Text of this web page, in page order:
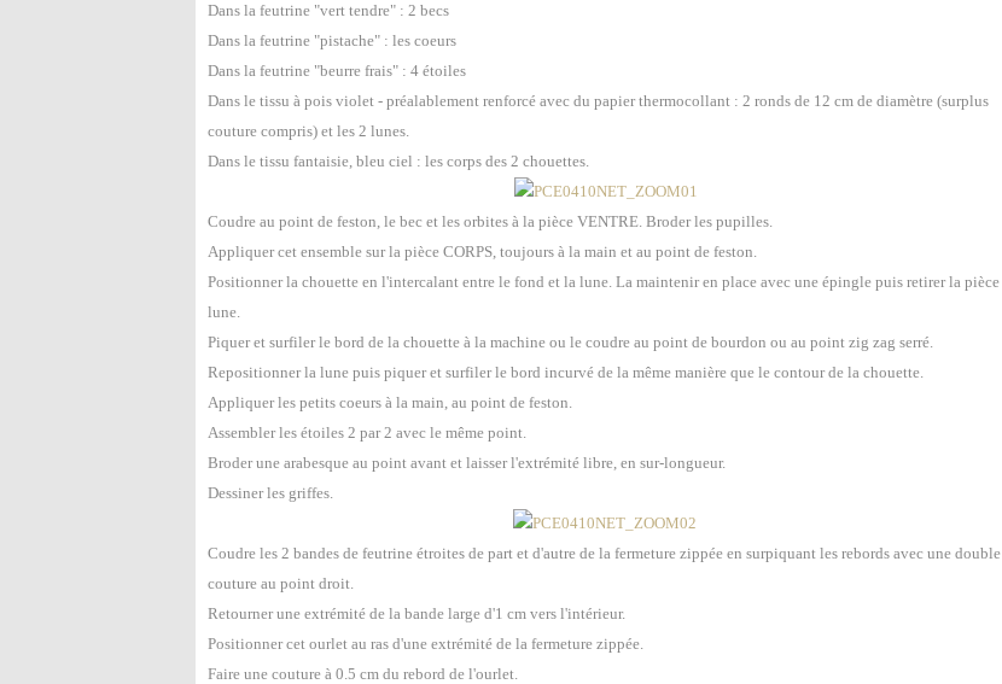
Dans la feutrine "vert tendre" : 2 becs
Dans la feutrine "pistache" : les coeurs
Dans la feutrine "beurre frais" : 4 étoiles
Dans le tissu à pois violet - préalablement renforcé avec du papier thermocollant : 2 ronds de 12 cm de diamètre (surplus
couture compris) et les 2 lunes.
Dans le tissu fantaisie, bleu ciel : les corps des 2 chouettes.
Coudre au point de feston, le bec et les orbites à la pièce VENTRE. Broder les pupilles.
Appliquer cet ensemble sur la pièce CORPS, toujours à la main et au point de feston.
Positionner la chouette en l'intercalant entre le fond et la lune. La maintenir en place avec une épingle puis retirer la pièce
lune.
Piquer et surfiler le bord de la chouette à la machine ou le coudre au point de bourdon ou au point zig zag serré.
Repositionner la lune puis piquer et surfiler le bord incurvé de la même manière que le contour de la chouette.
Appliquer les petits coeurs à la main, au point de feston.
Assembler les étoiles 2 par 2 avec le même point.
Broder une arabesque au point avant et laisser l'extrémité libre, en sur-longueur.
Dessiner les griffes.
Coudre les 2 bandes de feutrine étroites de part et d'autre de la fermeture zippée en surpiquant les rebords avec une double
couture au point droit.
Retourner une extrémité de la bande large d'1 cm vers l'intérieur.
Positionner cet ourlet au ras d'une extrémité de la fermeture zippée.
Faire une couture à 0.5 cm du rebord de l'ourlet.